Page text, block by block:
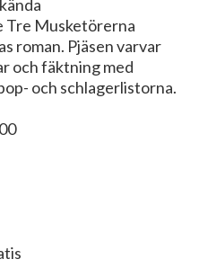
Tre Musketörerna
roman. Pjäsen varvar
och fäktning med
och schlagerlistorna.